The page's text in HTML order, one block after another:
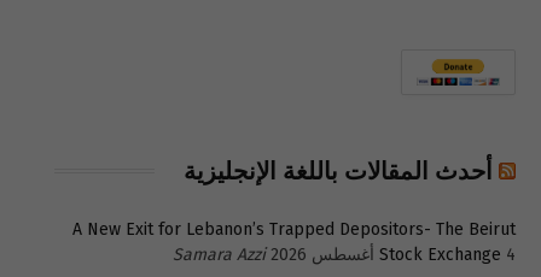
أحدث المقالات باللغة الإنجليزية
A New Exit for Lebanon’s Trapped Depositors- The Beirut
Stock Exchange 4 أغسطس 2026
Samara Azzi